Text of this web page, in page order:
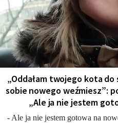
„Oddałam twojego kota
sobie nowego weźmiesz”:
„Ale ja nie jestem
- Ale ja nie jestem gotowa na